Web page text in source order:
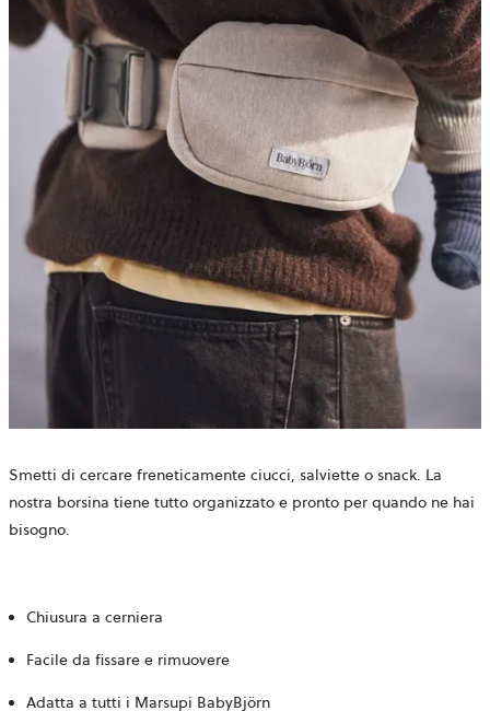
Smetti di cercare freneticamente ciucci, salviette o snack. La
nostra borsina tiene tutto organizzato e pronto per quando ne hai
bisogno.
Chiusura a cerniera
Facile da fissare e rimuovere
Adatta a tutti i Marsupi BabyBjörn